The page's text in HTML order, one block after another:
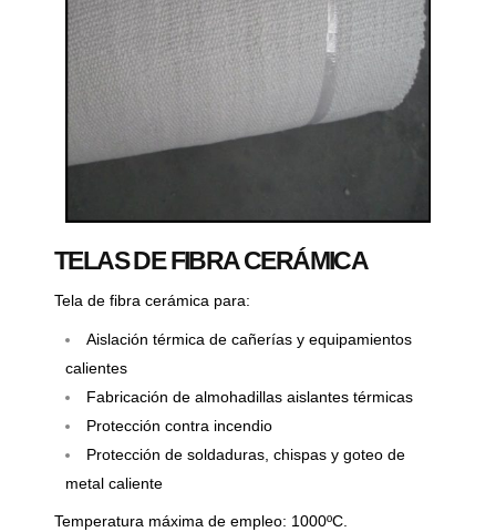
TELAS DE FIBRA CERÁMICA
Tela de fibra cerámica para:
Aislación térmica de cañerías y equipamientos
calientes
Fabricación de almohadillas aislantes térmicas
Protección contra incendio
Protección de soldaduras, chispas y goteo de
metal caliente
Temperatura máxima de empleo: 1000ºC.